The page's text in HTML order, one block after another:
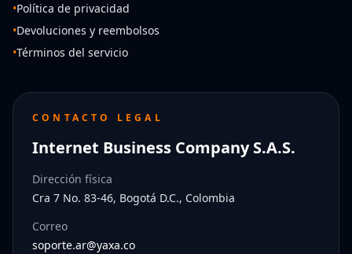
•Política de privacidad
•Devoluciones y reembolsos
•Términos del servicio
CONTACTO LEGAL
Internet Business Company S.A.S.
Dirección física
Cra 7 No. 83-46, Bogotá D.C., Colombia
Correo
soporte.ar@yaxa.co